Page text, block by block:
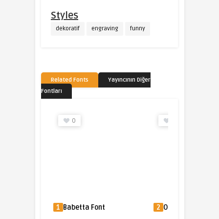
Styles
dekoratif engraving funny
Related Fonts
Yayıncının Diğer
Fontları
Babetta Font